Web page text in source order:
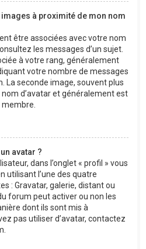
à proximité de mon nom
être associées avec votre nom
les messages d’un sujet.
à votre rang, généralement
votre nombre de messages
La seconde image, souvent plus
d’avatar et généralement est
avatar ?
dans l’onglet « profil » vous
utilisant l’une des quatre
: Gravatar, galerie, distant ou
forum peut activer ou non les
dont ils sont mis à
pas utiliser d’avatar, contactez